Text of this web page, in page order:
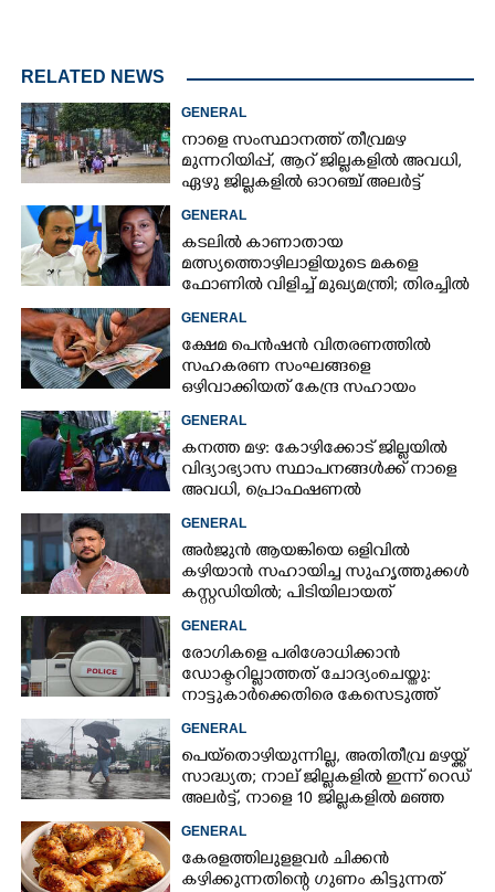
RELATED NEWS
GENERAL
നാളെ സംസ്ഥാനത്ത് തീവ്രമഴ
മുന്നറിയിപ്പ്,​ ആറ് ജില്ലകളിൽ അവധി,​
ഏഴു ജില്ലകളിൽ ഓറഞ്ച് അലർട്ട്
GENERAL
കടലിൽ കാണാതായ
മത്സ്യത്തൊഴിലാളിയുടെ മകളെ
ഫോണിൽ വിളിച്ച് മുഖ്യമന്ത്രി; തിരച്ചിൽ
ശക്തമാക്കുമെന്ന് ഉറപ്പ് നൽകി
GENERAL
ക്ഷേമ പെൻഷൻ വിതരണത്തിൽ
സഹകരണ സംഘങ്ങളെ
ഒഴിവാക്കിയത് കേന്ദ്ര സഹായം
നഷ്ടമാകാതിരിക്കാൻ;
വിശദീകരണവുമായി സർക്കാ‌ർ
GENERAL
കനത്ത മഴ: കോഴിക്കോട് ജില്ലയിൽ
വിദ്യാഭ്യാസ സ്ഥാപനങ്ങൾക്ക് നാളെ
അവധി,​ പ്രൊഫഷണൽ
കോളേജുകൾക്ക് ബാധകമല്ല
GENERAL
അർജുൻ ആയങ്കിയെ ഒളിവിൽ
കഴിയാൻ സഹായിച്ച സുഹൃത്തുക്കൾ
കസ്റ്റഡിയിൽ; പിടിയിലായത്
കൊച്ചിയിലെ ഫ്ലാറ്റിൽനിന്ന്
GENERAL
രോഗികളെ പരിശോധിക്കാൻ
ഡോക്ടറില്ലാത്തത് ചോദ്യംചെയ്തു:
നാട്ടുകാർക്കെതിരെ കേസെടുത്ത്
പൊലീസ്
GENERAL
പെയ്തൊഴിയുന്നില്ല, അതിതീവ്ര മഴയ്ക്ക്
സാദ്ധ്യത;​ നാല് ജില്ലകളിൽ ഇന്ന് റെഡ്
അലർട്ട്,​ നാളെ 10 ജില്ലകളിൽ മഞ്ഞ
അലർട്ട്
GENERAL
കേരളത്തിലുളളവർ ചിക്കൻ
കഴിക്കുന്നതിന്റെ ഗുണം കിട്ടുന്നത്